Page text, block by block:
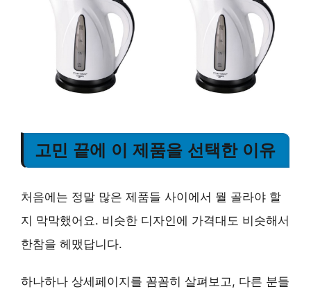
고민 끝에 이 제품을 선택한 이유
처음에는 정말 많은 제품들 사이에서 뭘 골라야 할
지 막막했어요. 비슷한 디자인에 가격대도 비슷해서
한참을 헤맸답니다.
하나하나 상세페이지를 꼼꼼히 살펴보고, 다른 분들